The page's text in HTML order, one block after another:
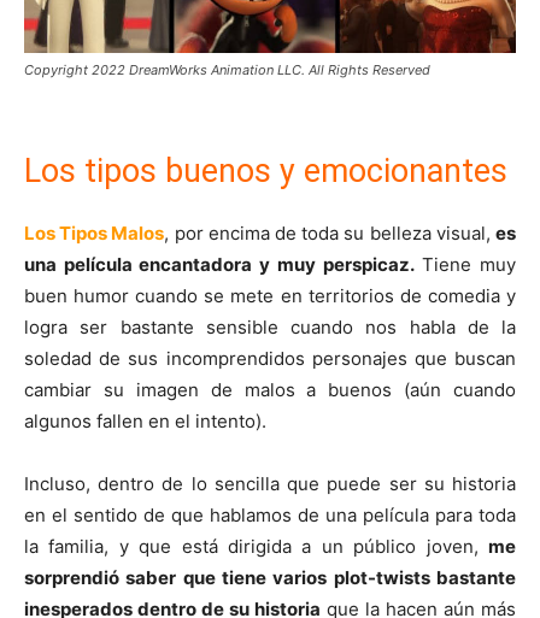
Copyright 2022 DreamWorks Animation LLC. All Rights Reserved
Los tipos buenos y emocionantes
Los Tipos Malos, por encima de toda su belleza visual,es
una película encantadora y muy perspicaz.Tiene muy
buen humor cuando se mete en territorios de comedia y
logra ser bastante sensible cuando nos habla de la
soledad de sus incomprendidos personajes que buscan
cambiar su imagen de malos a buenos (aún cuando
algunos fallen en el intento).
Incluso, dentro de lo sencilla que puede ser su historia
en el sentido de que hablamos de una película para toda
la familia, y que está dirigida a un público joven, me
sorprendió saber que tiene varios plot-twists bastante
inesperados dentro de su historia que la hacen aún más